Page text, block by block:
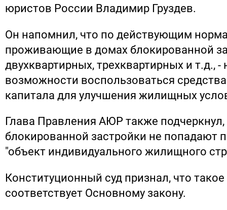
юристов России Владимир Груздев.
Он напомнил, что по действующим
проживающие в домах блокированной
двухквартирных, трехквартирных и т.д.,
возможности воспользоваться
капитала для улучшения жилищных
Глава Правления АЮР также
блокированной застройки не попадают
"объект индивидуального жилищного
Конституционный суд признал, что
соответствует Основному закону.